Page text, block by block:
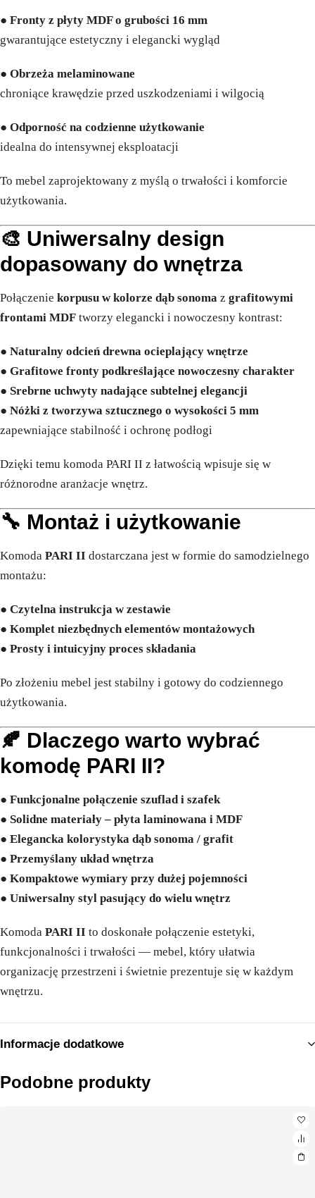
● Fronty z płyty MDF o grubości 16 mm
gwarantujące estetyczny i elegancki wygląd
● Obrzeża melaminowane
chroniące krawędzie przed uszkodzeniami i wilgocią
● Odporność na codzienne użytkowanie
idealna do intensywnej eksploatacji
To mebel zaprojektowany z myślą o trwałości i komforcie
użytkowania.
🎨 Uniwersalny design
dopasowany do wnętrza
Połączenie korpusu w kolorze dąb sonoma z grafitowymi
frontami MDF tworzy elegancki i nowoczesny kontrast:
● Naturalny odcień drewna ocieplający wnętrze
● Grafitowe fronty podkreślające nowoczesny charakter
● Srebrne uchwyty nadające subtelnej elegancji
● Nóżki z tworzywa sztucznego o wysokości 5 mm
zapewniające stabilność i ochronę podłogi
Dzięki temu komoda PARI II z łatwością wpisuje się w
różnorodne aranżacje wnętrz.
🔧 Montaż i użytkowanie
Komoda PARI II dostarczana jest w formie do samodzielnego
montażu:
● Czytelna instrukcja w zestawie
● Komplet niezbędnych elementów montażowych
● Prosty i intuicyjny proces składania
Po złożeniu mebel jest stabilny i gotowy do codziennego
użytkowania.
🍂 Dlaczego warto wybrać
komodę PARI II?
● Funkcjonalne połączenie szuflad i szafek
● Solidne materiały – płyta laminowana i MDF
● Elegancka kolorystyka dąb sonoma / grafit
● Przemyślany układ wnętrza
● Kompaktowe wymiary przy dużej pojemności
● Uniwersalny styl pasujący do wielu wnętrz
Komoda PARI II to doskonałe połączenie estetyki,
funkcjonalności i trwałości — mebel, który ułatwia
organizację przestrzeni i świetnie prezentuje się w każdym
wnętrzu.
Informacje dodatkowe
Podobne produkty